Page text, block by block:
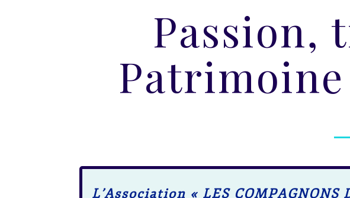
Passion,
L’Association « LES COMPAGNONS